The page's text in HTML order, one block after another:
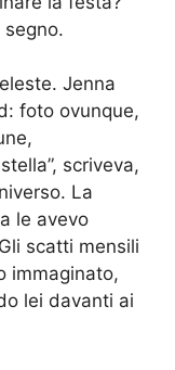
Jenna
foto ovunque,
scriveva,
La
le avevo
scatti mensili
immaginato,
lei davanti ai